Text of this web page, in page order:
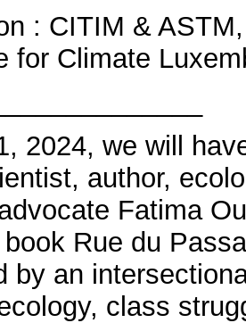
: CITIM &
for Climate
2024, we will
author,
Fatima
Rue du
by an
class